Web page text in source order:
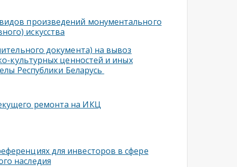
произведений монументального
искусства
документа) на вывоз
культурных ценностей и иных
Республики Беларусь
ремонта на ИКЦ
для инвесторов в сфере
наследия